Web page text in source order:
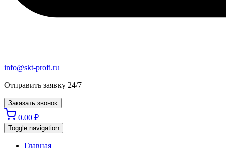
info@skt-profi.ru
Отправить заявку 24/7
Заказать звонок
0.00 ₽
Toggle navigation
Главная